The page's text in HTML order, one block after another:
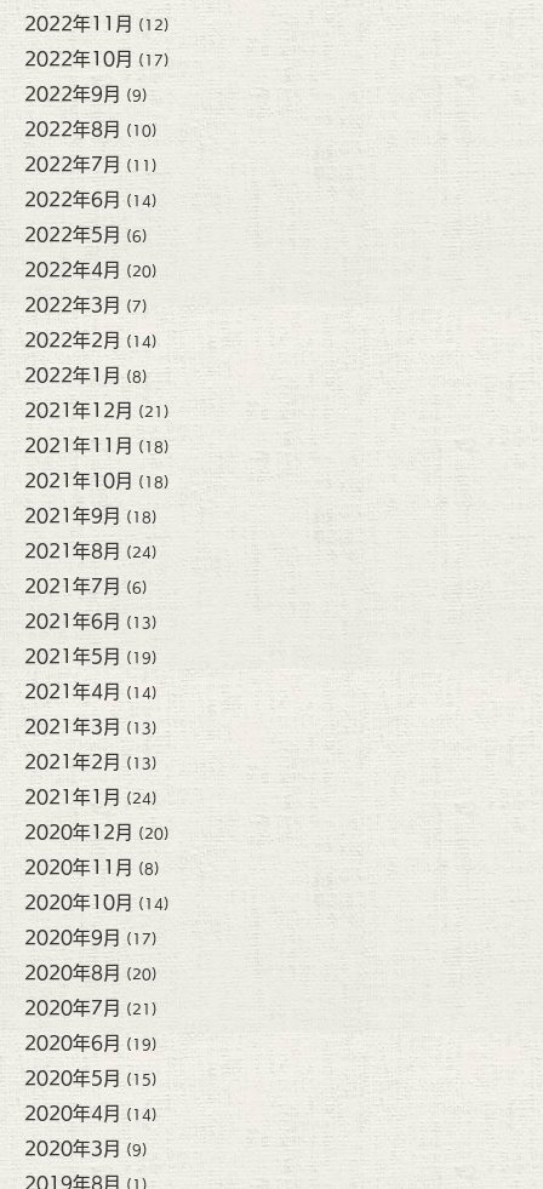
2022年11月 (12)
2022年10月 (17)
2022年9月 (9)
2022年8月 (10)
2022年7月 (11)
2022年6月 (14)
2022年5月 (6)
2022年4月 (20)
2022年3月 (7)
2022年2月 (14)
2022年1月 (8)
2021年12月 (21)
2021年11月 (18)
2021年10月 (18)
2021年9月 (18)
2021年8月 (24)
2021年7月 (6)
2021年6月 (13)
2021年5月 (19)
2021年4月 (14)
2021年3月 (13)
2021年2月 (13)
2021年1月 (24)
2020年12月 (20)
2020年11月 (8)
2020年10月 (14)
2020年9月 (17)
2020年8月 (20)
2020年7月 (21)
2020年6月 (19)
2020年5月 (15)
2020年4月 (14)
2020年3月 (9)
2019年8月 (1)